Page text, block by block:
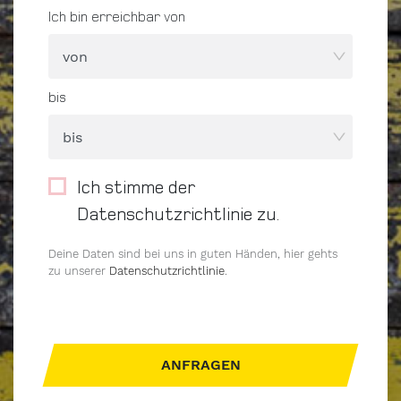
Ich bin erreichbar von
bis
Ich stimme der
Datenschutzrichtlinie zu.
Deine Daten sind bei uns in guten Händen, hier gehts
zu unserer Datenschutzrichtlinie